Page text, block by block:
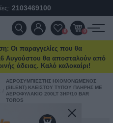
2103469100
0 0
Οι παραγγελίες που θα
Αυγούστου θα αποσταλούν από
άδειας. Καλό καλοκαίρι!
ΑΕΡΟΣΥΜΠΙΕΣΤΉΣ ΗΧΟΜΟΝΩΜΈΝΟΣ
(SILENT) ΚΛΕΙΣΤΟΎ ΤΎΠΟΥ ΠΛΉΡΗΣ ΜΕ
ΑΕΡΟΦΥΛΆΚΙΟ 200LT 3HP/10 BAR
TOROS